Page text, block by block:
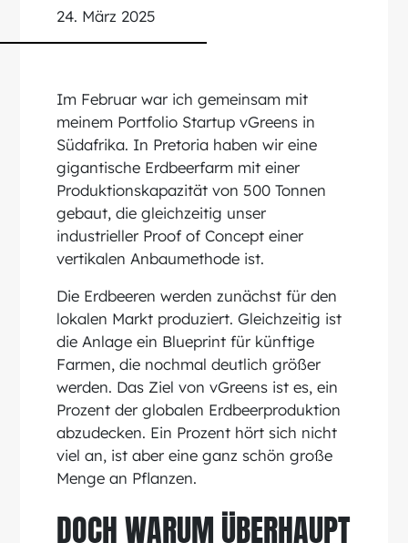
24. März 2025
Im Februar war ich gemeinsam mit
meinem Portfolio Startup vGreens in
Südafrika. In Pretoria haben wir eine
gigantische Erdbeerfarm mit einer
Produktionskapazität von 500 Tonnen
gebaut, die gleichzeitig unser
industrieller Proof of Concept einer
vertikalen Anbaumethode ist.
Die Erdbeeren werden zunächst für den
lokalen Markt produziert. Gleichzeitig ist
die Anlage ein Blueprint für künftige
Farmen, die nochmal deutlich größer
werden. Das Ziel von vGreens ist es, ein
Prozent der globalen Erdbeerproduktion
abzudecken. Ein Prozent hört sich nicht
viel an, ist aber eine ganz schön große
Menge an Pflanzen.
DOCH WARUM ÜBERHAUPT